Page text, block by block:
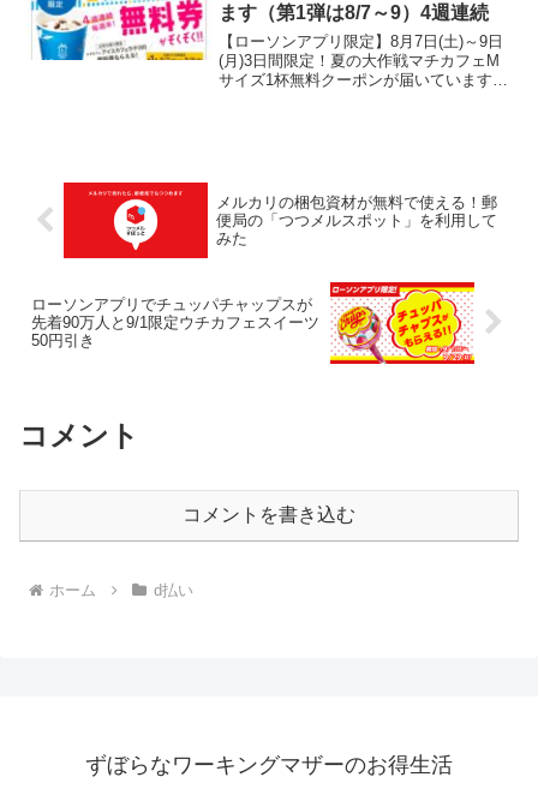
ます（第1弾は8/7～9）4週連続
【ローソンアプリ限定】8月7日(土)～9日
(月)3日間限定！夏の大作戦マチカフェM
サイズ1杯無料クーポンが届いています。
メルカリの梱包資材が無料で使える！郵
便局の「つつメルスポット」を利用して
みた
ローソンアプリでチュッパチャップスが
先着90万人と9/1限定ウチカフェスイーツ
50円引き
コメント
コメントを書き込む
ホーム d払い
ずぼらなワーキングマザーのお得生活